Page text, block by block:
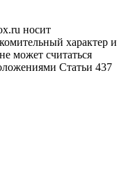
носит
характер и
может считаться
Статьи 437